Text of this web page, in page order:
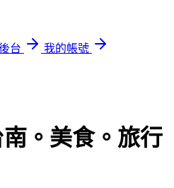
台
我的帳號
。美食。旅行